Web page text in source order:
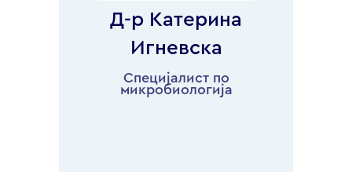
Д-р Катерина
Игневска
Специјалист по
микробиологија